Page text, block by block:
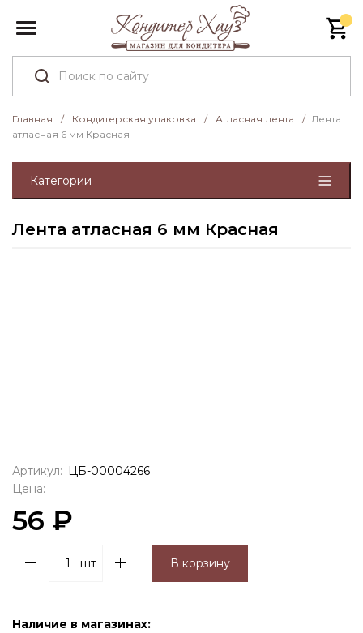
Главная / Кондитерская упаковка / Атласная лента / Лента
атласная 6 мм Красная
Категории
Лента атласная 6 мм Красная
Артикул: ЦБ-00004266
Цена:
56 ₽
шт В корзину
Наличие в магазинах: